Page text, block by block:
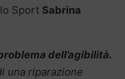
Sport Sabrina
dell’agibilità.
una riparazione